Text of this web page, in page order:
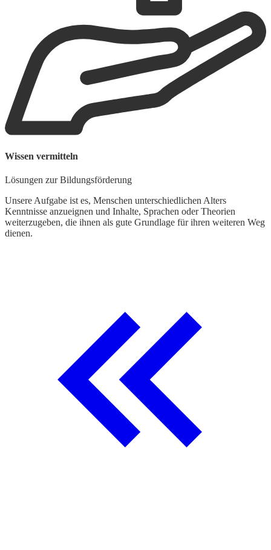
Wissen vermitteln
Lösungen zur Bildungsförderung
Unsere Aufgabe ist es, Menschen unterschiedlichen Alters
Kenntnisse anzueignen und Inhalte, Sprachen oder Theorien
weiterzugeben, die ihnen als gute Grundlage für ihren weiteren Weg
dienen.